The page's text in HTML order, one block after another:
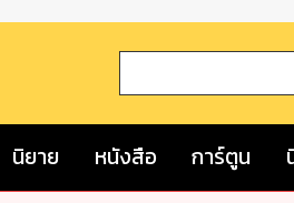
นิยาย หนังสือ การ์ตูน